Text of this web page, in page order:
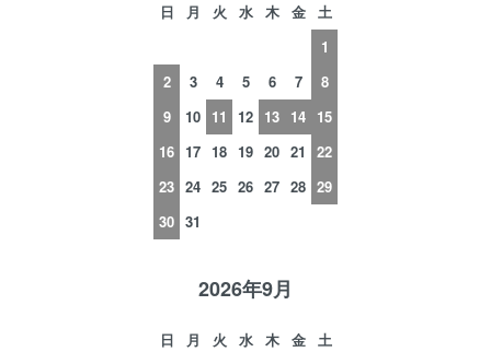
日 月 火 水 木 金
土
1
2
3 4 5 6 7
8
9
10 11 12 13 14 15
16 17 18 19 20 21
22
23 24 25 26 27 28 29
30 31
2026年9月
日 月 火 水 木 金
土